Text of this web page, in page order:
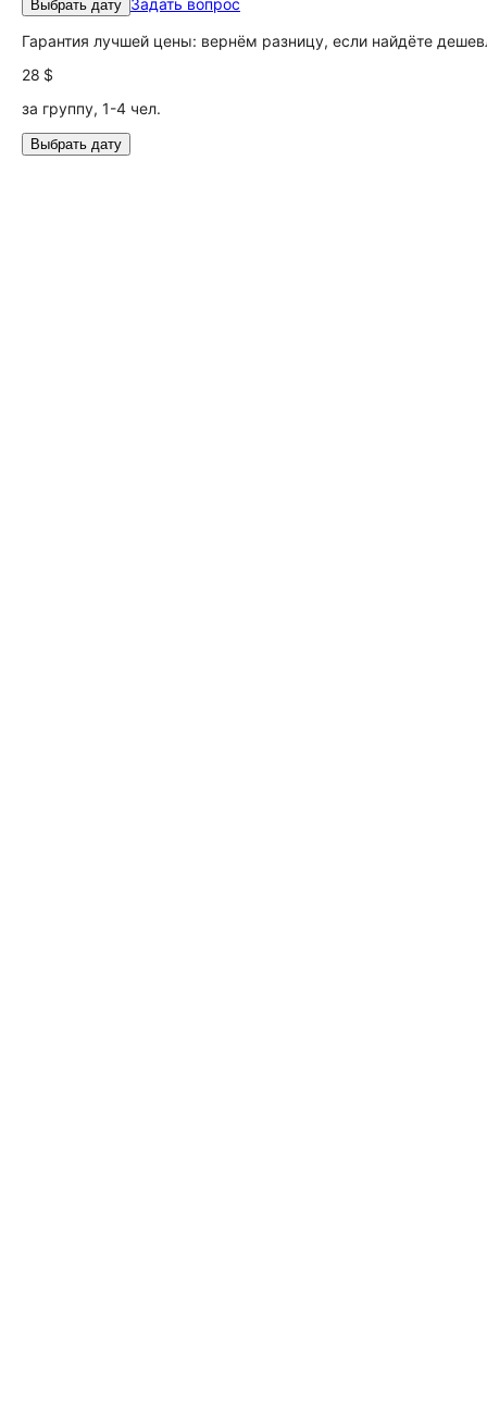
Выбрать дату Задать вопрос
Гарантия лучшей цены: вернём разницу, если найдёте
28 $
за группу, 1-4 чел.
Выбрать дату